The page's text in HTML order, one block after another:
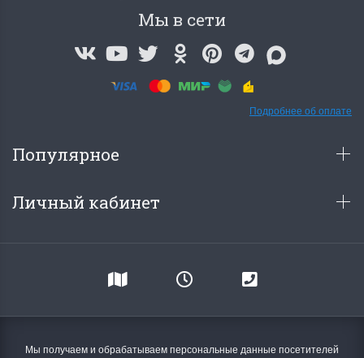
Мы в сети
Подробнее об оплате
Популярное
Личный кабинет
Мы получаем и обрабатываем персональные данные посетителей